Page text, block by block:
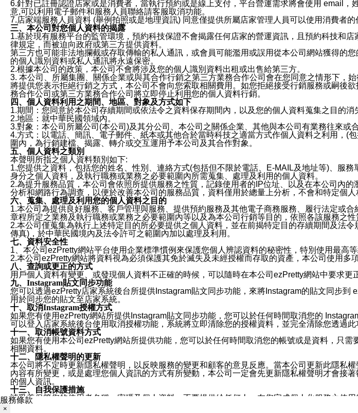
6.針對已註冊認證店家或是消費者，當執行預約或是線上支付，平台營運需求將會使用 email
意,可以利用電子郵件和服務人員聯絡請客服取消功能。
7.店家端服務人員資料 (舉例拍照或是地理資訊) 同意僅提供所屬店家管理人員可以使用消費者
三、本公司對您個人資料的揭露
1.基於現有服務平台的監管環境，預約科技保證不會揭露任何店家的營運資訊，且預約科技和
律規定，而被迫向政府或第三方提供資料。
第三方也可能非法地攔截或存取傳輸的私人通訊，或會員可能濫用或誤用從本公司網站獲得的
的個人識別資料或私人通訊將永遠保密。
2.根據本公司的政策，本公司不會將涉及您的個人識別資料出租或出售給第三方。
3. 本公司、所屬集團、關係企業或與其合作行銷之第三方業務合作公司會在您同意之情形下，
將提供您表示拒絕行銷之方式，本公司不會向您索取相關費用。如您拒絕接受行銷服務或嗣後
務合作公司或第三方業務合作公司將立即停止利用您的個人資料行銷。
四、個人資料利用之期間、地區、對象及方式如下
1.期間：您同意於本公司存續期間或依法令之資料保存期間內，以及您的個人資料蒐集之目的
2.地區：就中華民國領域內。
3.對象：本公司所屬公司(本公司)及其分公司、本公司之關係企業、其他與本公司有業務往來或合
4.方式：以電話、簡訊、電子郵件、紙本或其他合於當時科技之適當方式作個人資料之利用，
圍內，為行銷建檔、揭露、轉介或交互運用予本公司及其合作對象。
五、個人資料之類別
本聲明所指之個人資料類別如下:
1.您提供之資料，包括您的姓名、性別、連絡方式(包括但不限於電話、E-MAIL及地址等)、服
身分之個人資料，及執行職務或業務之必要範圍內所需蒐集、處理及利用的個人資料。
2.為提升服務品質，本公司會依照所提供服務之性質，記錄使用者的IP位址、以及在本公司內
分析和網路行為調查，以便於改善本公司的服務品質，資料僅用於總量上分析，不會和特定個人
六、蒐集、處理及利用您的個人資料之目的
1.本公司為提供良好服務、客戶管理與服務、提供預約服務及其他電子商務服務、履行法定或
章程所定之業務及執行職務或業務之必要範圍內等以及為本公司行銷等目的，依照各該服務之性
2.本公司僅蒐集為執行上述特定目的所必要提供之個人資料，並在前揭特定目的存續期間及法
傳真)，於中華民國境內及法令許可之範圍內加以處理及利用。
七、資料安全性
1、本公司ezPretty網站平台使用企業標準慣例來保護您個人辨認資料的秘密性，特別使用最高
2.本公司ezPretty網站將資料視為必須保護其免於滅失及未經授權而存取的資產，本公司使用多
八、查詢或更正的方式
用戶個人資料有變更、或發現個人資料不正確的時候，可以隨時在本公司ezPretty網站中要求更
九、Instagram貼文同步功能
您可以透過ezPretty店家系統後台所提供Instagram貼文同步功能，來將Instagram的貼文同步
用於同步您的貼文至店家系統。
十、取消Instagram授權方式
如果您有使用ezPretty網站所提供Instagram貼文同步功能，您可以於任何時間取消您的
可以登入店家系統後台使用取消授權功能，系統將立即清除您的授權資料，並完全清除您透過此
十一、取消帳號資料方式
如果您有使用本公司ezPretty網站所提供功能，您可以於任何時間取消您的帳號或是資料，只需
相關資料。
十二、隱私權聲明的更新
本公司將不定時更新隱私權聲明，以反映服務的變更和顧客的意見反應。當本公司更新此隱私
內容有所變更，或是處理您個人資訊的方式有所變動，本公司一定會先更新隱私權聲明才會接
的個人資訊。
十三、自我保護措施
請妥善保管您的使用者名稱、密碼及個人資料，不要提供給任何人。在您完成個人化服務之使
窗，以防止他人讀取您的個人資料、信件或進入所機關管理區。
服務條款
×